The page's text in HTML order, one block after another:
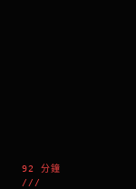
92 分鐘
///